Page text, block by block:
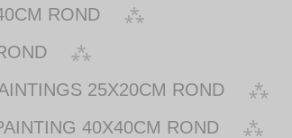
ROND
25X20CM ROND
40X40CM ROND